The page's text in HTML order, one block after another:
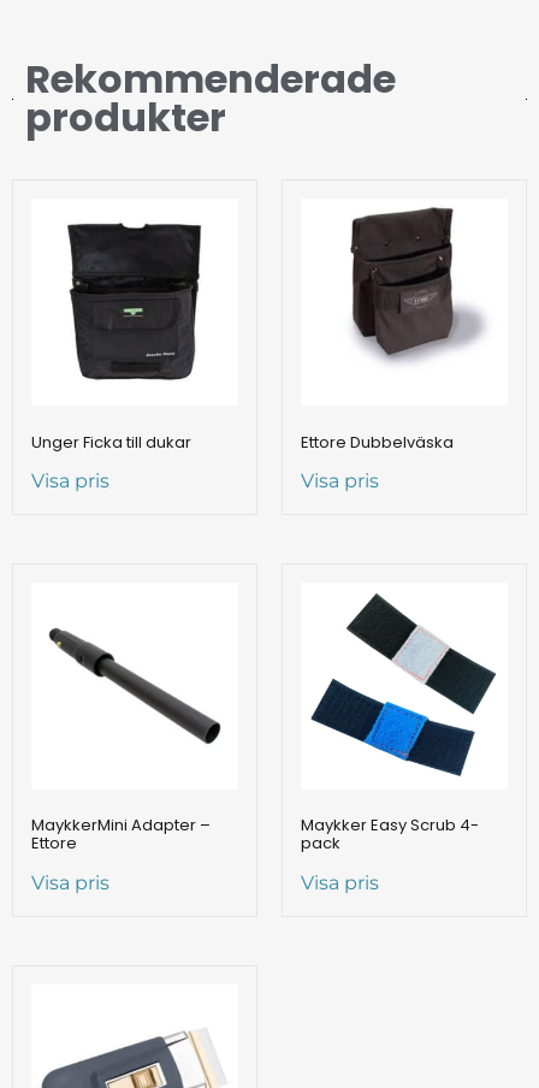
Rekommenderade
produkter
Unger Ficka till dukar
Visa pris
Ettore Dubbelväska
Visa pris
MaykkerMini Adapter –
Ettore
Visa pris
Maykker Easy Scrub 4-
pack
Visa pris